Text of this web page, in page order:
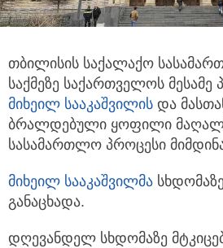
თბილისის საქალაქო
საქმეზე საქართველოს მესამე
მიხეილ სააკაშვილის და
ბრალდებული ყოფილი
სასამართლო პროცესი
მიხეილ სააკაშვილმა
განაცხადა.
დღევანდელ სხდომაზე